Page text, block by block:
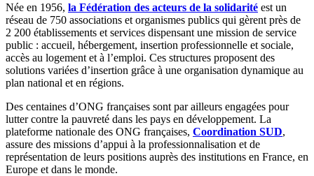
Née en 1956, la Fédération des acteurs de la solidarité est un
réseau de 750 associations et organismes publics qui gèrent près de
2 200 établissements et services dispensant une mission de service
public : accueil, hébergement, insertion professionnelle et sociale,
accès au logement et à l’emploi. Ces structures proposent des
solutions variées d’insertion grâce à une organisation dynamique au
plan national et en régions.
Des centaines d’ONG françaises sont par ailleurs engagées pour
lutter contre la pauvreté dans les pays en développement. La
plateforme nationale des ONG françaises, Coordination SUD,
assure des missions d’appui à la professionnalisation et de
représentation de leurs positions auprès des institutions en France, en
Europe et dans le monde.